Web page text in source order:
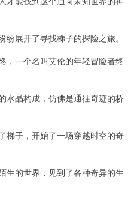
展开了寻找梯子的探险之旅。
一个名叫艾伦的年轻冒险者终
晶构成，仿佛是通往奇迹的桥
子，开始了一场穿越时空的奇
的世界，见到了各种奇异的生